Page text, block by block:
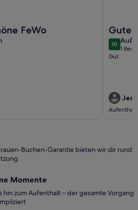
FeWo Guter
1010 von
1
(1
Gut
Buchen-Garantie bieten wir dir rund
Momente
hin zum Aufenthalt – der gesamte Vorgang